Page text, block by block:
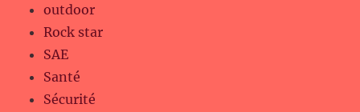
outdoor
Rock star
SAE
Santé
Sécurité